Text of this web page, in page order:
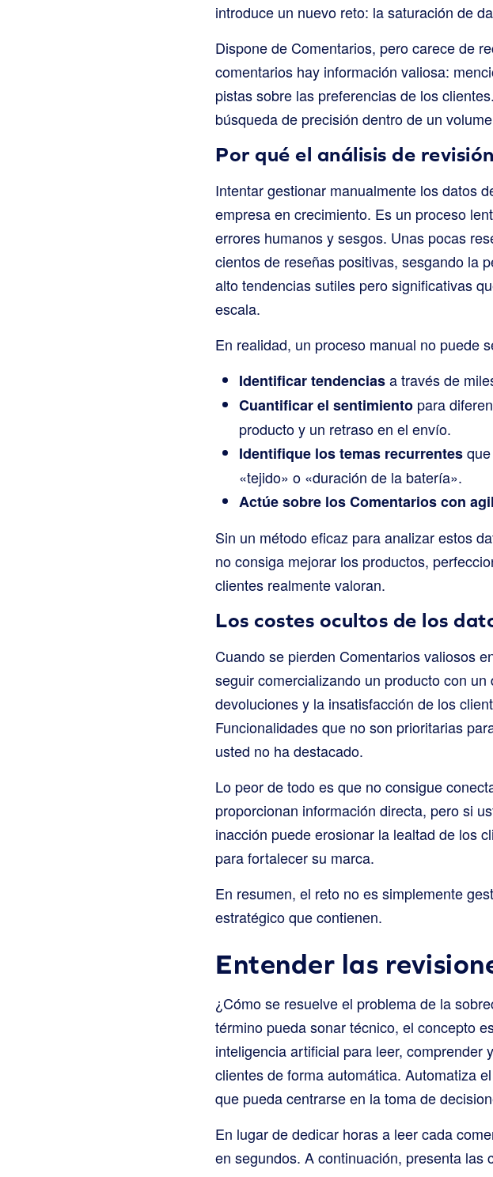
introduce un nuevo reto: la saturación de
Dispone de Comentarios, pero carece de
comentarios hay información valiosa:
pistas sobre las preferencias de los
búsqueda de precisión dentro de un
Por qué el análisis de
Intentar gestionar manualmente los datos
empresa en crecimiento. Es un proceso
errores humanos y sesgos. Unas pocas
cientos de reseñas positivas, sesgando la
alto tendencias sutiles pero significativas
escala.
En realidad, un proceso manual no puede
Identificar tendenciasa través de
Cuantificar el sentimiento para
producto y un retraso en el envío.
Identifique los temas recurrentes
«tejido» o «duración de la batería».
Actúe sobre los Comentarios con
Sin un método eficaz para analizar estos
no consiga mejorar los productos,
clientes realmente valoran.
Los costes ocultos de los
Cuando se pierden Comentarios valiosos
seguir comercializando un producto con
devoluciones y la insatisfacción de los
Funcionalidades que no son prioritarias
usted no ha destacado.
Lo peor de todo es que no consigue
proporcionan información directa, pero si
inacción puede erosionar la lealtad de los
para fortalecer su marca.
En resumen, el reto no es simplemente
estratégico que contienen.
Entender las
¿Cómo se resuelve el problema de la
término pueda sonar técnico, el concepto
inteligencia artificial para leer,
clientes de forma automática. Automatiza
que pueda centrarse en la toma de
En lugar de dedicar horas a leer cada
en segundos. A continuación, presenta